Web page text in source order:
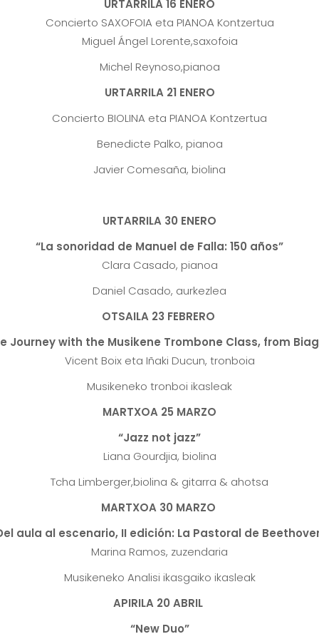
URTARRILA16 ENERO
Concierto SAXOFOIA eta PIANOA Kontzertua
Miguel Ángel Lorente,saxofoia
Michel Reynoso,pianoa
URTARRILA 21 ENERO
Concierto BIOLINA eta PIANOA Kontzertua
Benedicte Palko, pianoa
Javier Comesaña, biolina
URTARRILA 30 ENERO
“La sonoridad de Manuel de Falla: 150 años”
Clara Casado, pianoa
Daniel Casado, aurkezlea
OTSAILA 23 FEBRERO
Journey with the Musikene Trombone Class, from
Vicent Boix eta Iñaki Ducun, tronboia
Musikeneko tronboi ikasleak
MARTXOA 25 MARZO
“Jazz not jazz”
Liana Gourdjia, biolina
Tcha Limberger,biolina & gitarra & ahotsa
MARTXOA 30 MARZO
aula al escenario, II edición: La Pastoral de
Marina Ramos, zuzendaria
Musikeneko Analisi ikasgaiko ikasleak
APIRILA 20 ABRIL
“New Duo”